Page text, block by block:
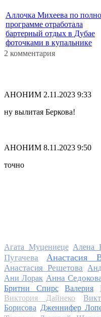
Аллочка Михеева по
программе отработала
бартерный отдых в Дубае
фоточками в купальнике
2 комментария
АНОНИМ 2.11.2023 9:33
ну вылитая Беркова!
АНОНИМ 8.11.2023 9:50
точно
Агата Муцениеце Алена
Пугачева
Анастасия
Анастасия Решетова
Ани Лорак Анна
Бритни Спирс
Валерия
Виктория Дайнеко
Борисова Дженнифер